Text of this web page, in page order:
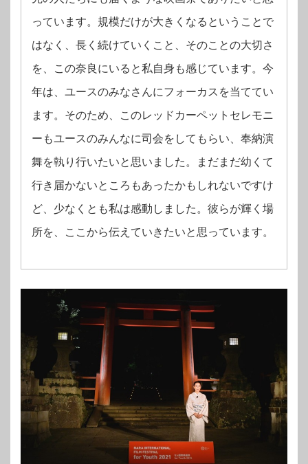
っています。規模だけが大きくなるということで
はなく、長く続けていくこと、そのことの大切さ
を、この奈良にいると私自身も感じています。今
年は、ユースのみなさんにフォーカスを当ててい
ます。そのため、このレッドカーペットセレモニ
ーもユースのみんなに司会をしてもらい、奉納演
舞を執り行いたいと思いました。まだまだ幼くて
行き届かないところもあったかもしれないですけ
ど、少なくとも私は感動しました。彼らが輝く場
所を、ここから伝えていきたいと思っています。